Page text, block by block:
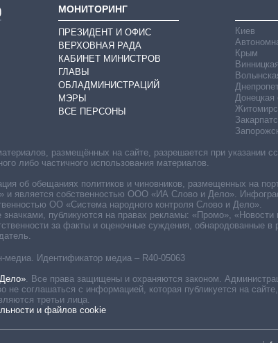
МОНИТОРИНГ
ПРЕЗИДЕНТ И ОФИС
ВЕРХОВНАЯ РАДА
КАБИНЕТ МИНИСТРОВ
ГЛАВЫ
ОБЛАДМИНИСТРАЦИЙ
МЭРЫ
ВСЕ ПЕРСОНЫ
Киев
Крым
Донецкая
медиа. Идентификатор медиа – R40-05063
. Все права защищены и охраняются законом.
не соглашаться с информацией, которая публикуется на
третьи лица.
и файлов cookie
размещённых на сайте, разрешается при указании
либо частичного использования материалов.
об обещаниях политиков и чиновников, размещенных на
является собственностью ООО «ИА Слово и Дело».
ОО «Система народного контроля Слово и Дело».
публикуются на правах рекламы: «Промо»,
за факты и оценочные суждения, обнародованные